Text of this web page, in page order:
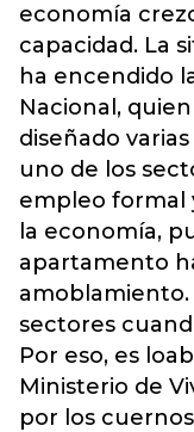
economía
capacidad. La
ha encendido
Nacional,
diseñado
uno de los
empleo formal
la economía,
apartamento
sectores
Por eso, es
Ministerio de
por los